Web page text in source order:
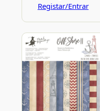
Registar/Entrar